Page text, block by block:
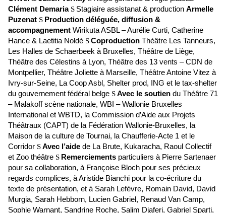
Clément Demaria S Stagiaire assistanat & production Armelle
Puzenat S Production déléguée, diffusion &
accompagnement Wirikuta ASBL – Aurélie Curti, Catherine
Hance & Laetitia Noldé SCoproduction Théâtre Les Tanneurs,
Les Halles de Schaerbeek à Bruxelles, Théâtre de Liège,
Théâtre des Célestins à Lyon, Théâtre des 13 vents – CDN de
Montpellier, Théâtre Joliette à Marseille, Théâtre Antoine Vitez à
Ivry-sur-Seine, La Coop Asbl, Shelter prod, ING et le tax-shelter
du gouvernement fédéral belge SAvec le soutien du Théâtre 71
– Malakoff scène nationale, WBI – Wallonie Bruxelles
International et WBTD, la Commission d’Aide aux Projets
Théâtraux (CAPT) de la Fédération Wallonie-Bruxelles, la
Maison de la culture de Tournai, la Chaufferie-Acte 1 et le
Corridor SAvec l’aide de La Brute, Kukaracha, Raoul Collectif
et Zoo théatre S Remerciements particuliers à Pierre Sartenaer
pour sa collaboration, à Françoise Bloch pour ses précieux
regards complices, à Aristide Bianchi pour la co-écriture du
texte de présentation, et à Sarah Lefèvre, Romain David, David
Murgia, Sarah Hebborn, Lucien Gabriel, Renaud Van Camp,
Sophie Warnant, Sandrine Roche, Salim Djaferi, Gabriel Sparti,